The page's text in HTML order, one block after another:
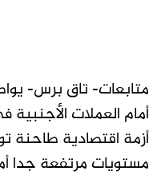
متابعات- تاق برس-
أمام العملات
أزمة اقتصادية طاحنة
مستويات مرتفعة جدا